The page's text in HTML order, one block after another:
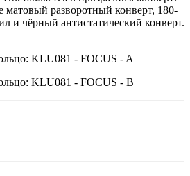
матовый разворотный конверт, 180-
и чёрный антистатический конверт.
KLU081 - FOCUS - A
KLU081 - FOCUS - B